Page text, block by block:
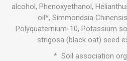
alcohol, Phenoxyethanol,
oil*, Simmondsia
Polyquaternium-10, Potassium
strigosa (black oat) seed
* Soil association